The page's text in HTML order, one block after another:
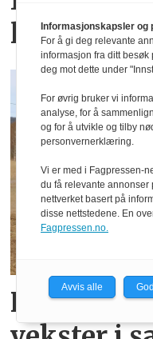
ledelsen
Her sår
Informasjonskapsler og
For å gi deg relevante
informasjon fra ditt besøk
deg mot dette under
For øvrig bruker vi
analyse, for å
og for å utvikle og tilby
personvernerklæring.
Vi er med i Fagpressen-
du få relevante annonser
nettverket basert på
disse nettstedene. En
Fagpressen.no.
Avvis alle